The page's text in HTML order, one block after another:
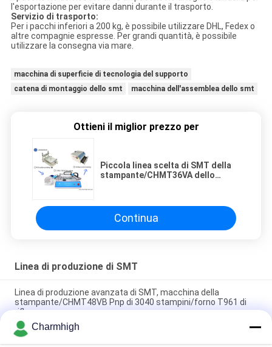
l'esportazione per evitare danni durante il trasporto.
Servizio di trasporto:
Per i pacchi inferiori a 200 kg, è possibile utilizzare DHL, Fedex o
altre compagnie espresse. Per grandi quantità, è possibile
utilizzare la consegna via mare.
macchina di superficie di tecnologia del supporto
catena di montaggio dello smt
macchina dell'assemblea dello smt
Ottieni il miglior prezzo per
Piccola linea scelta di SMT della
stampante/CHMT36VA dello
Continua
Linea di produzione di SMT
Linea di produzione avanzata di SMT, macchina della
stampante/CHMT48VB Pnp di 3040 stampini/forno T961 di
riflusso
Lunghezza totale 3,5 m Linea di produzione SMT piccola ad
Charmhigh